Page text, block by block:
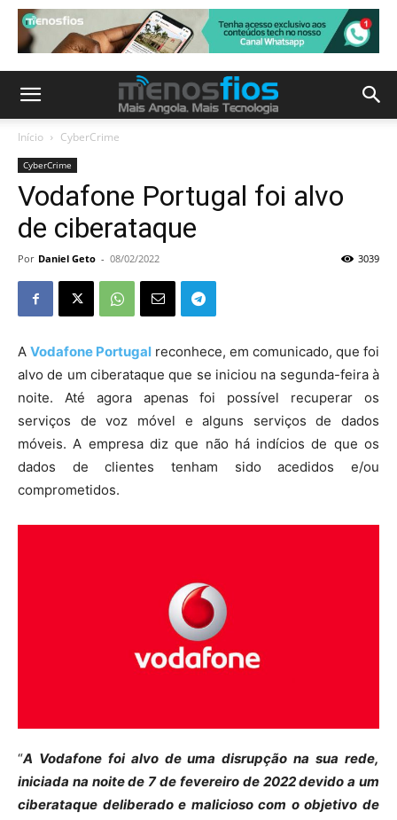
Início CyberCrime
CyberCrime
Vodafone Portugal foi alvo
de ciberataque
Por Daniel Geto - 08/02/2022 3039
A Vodafone Portugal reconhece, em comunicado, que foi
alvo de um ciberataque que se iniciou na segunda-feira à
noite. Até agora apenas foi possível recuperar os
serviços de voz móvel e alguns serviços de dados
móveis. A empresa diz que não há indícios de que os
dados de clientes tenham sido acedidos e/ou
comprometidos.
“A Vodafone foi alvo de uma disrupção na sua rede,
iniciada na noite de 7 de fevereiro de 2022 devido a um
ciberataque deliberado e malicioso com o objetivo de